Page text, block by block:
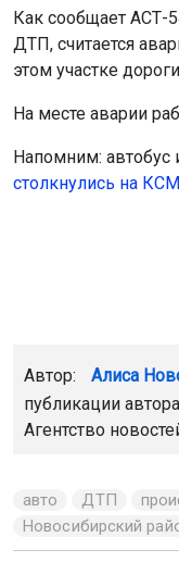
Как сообщает АСТ-
ДТП, считается
этом участке
На месте аварии
Напомним: автобус
столкнулись на КСМ
Автор: Алиса
публикации автора
Агентство
авто ДТП
Новосибирский